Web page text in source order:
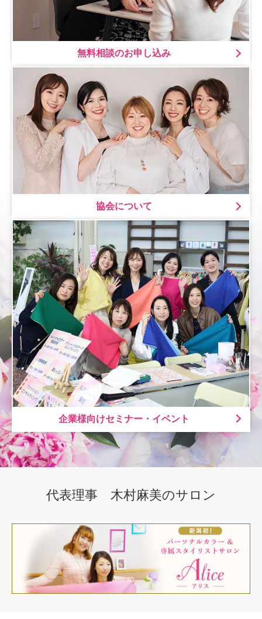
無料相談のお申し込み
協会について
企業様向けセミナー・イベント
代表理事 木村麻美のサロン